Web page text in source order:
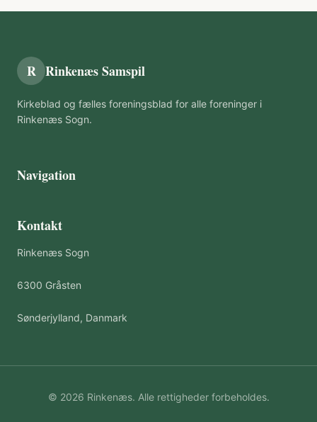
R Rinkenæs Samspil
Kirkeblad og fælles foreningsblad for alle foreninger i
Rinkenæs Sogn.
Navigation
Kontakt
Rinkenæs Sogn
6300 Gråsten
Sønderjylland, Danmark
© 2026 Rinkenæs. Alle rettigheder forbeholdes.